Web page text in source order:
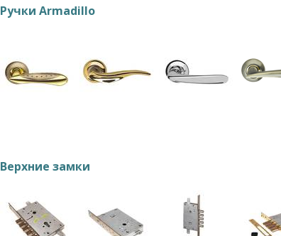
Ручки Armadillo
Верхние замки